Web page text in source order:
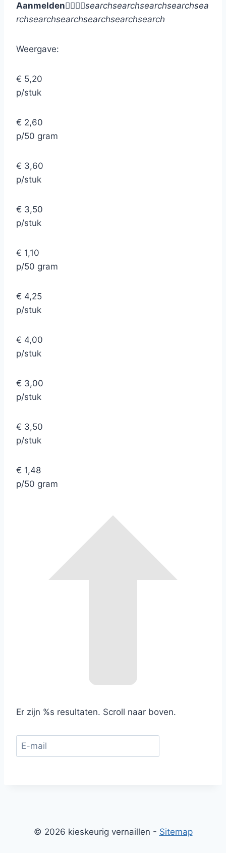
Aanmeldensearchsearchsearchsearchsea
rchsearchsearchsearchsearchsearch
Weergave:
€ 5,20
p/stuk
€ 2,60
p/50 gram
€ 3,60
p/stuk
€ 3,50
p/stuk
€ 1,10
p/50 gram
€ 4,25
p/stuk
€ 4,00
p/stuk
€ 3,00
p/stuk
€ 3,50
p/stuk
€ 1,48
p/50 gram
Er zijn %s resultaten. Scroll naar boven.
© 2026 kieskeurig vernaillen - Sitemap